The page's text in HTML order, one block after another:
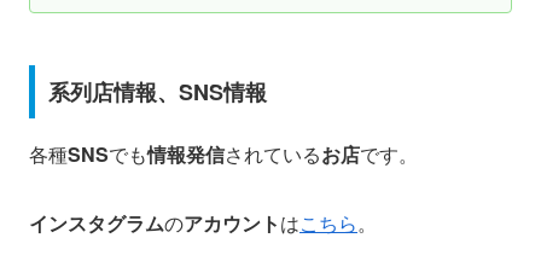
系列店情報、SNS情報
各種SNSでも情報発信されているお店です。
インスタグラムのアカウントはこちら。